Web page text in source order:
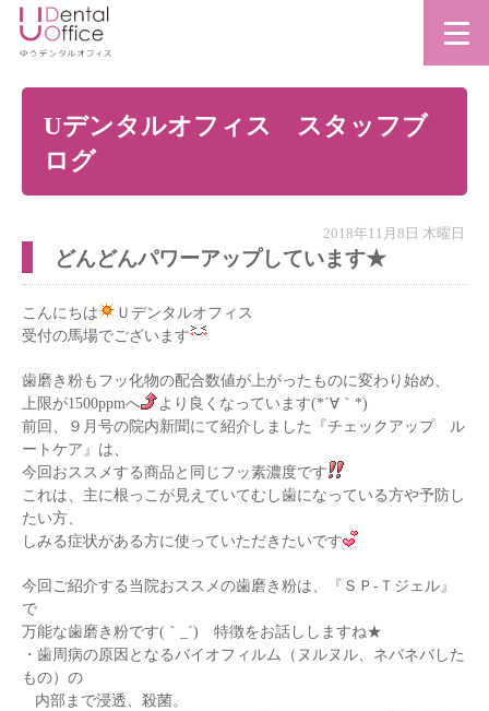
Uデンタルオフィス スタッフブ
ログ
2018年11月8日 木曜日
どんどんパワーアップしています★
こんにちは
Ｕデンタルオフィス
受付の馬場でございます
歯磨き粉もフッ化物の配合数値が上がったものに変わり始め、
上限が1500ppmへ
より良くなっています(*´∀｀*)
前回、９月号の院内新聞にて紹介しました『チェックアップ ル
ートケア』は、
今回おススメする商品と同じフッ素濃度です
これは、主に根っこが見えていてむし歯になっている方や予防し
たい方、
しみる症状がある方に使っていただきたいです
今回ご紹介する当院おススメの歯磨き粉は、『ＳＰ-Ｔジェル』
で
万能な歯磨き粉です(｀_´)ゞ特徴をお話ししますね★
・歯周病の原因となるバイオフィルム（ヌルヌル、ネバネバした
もの）の
内部まで浸透、殺菌。